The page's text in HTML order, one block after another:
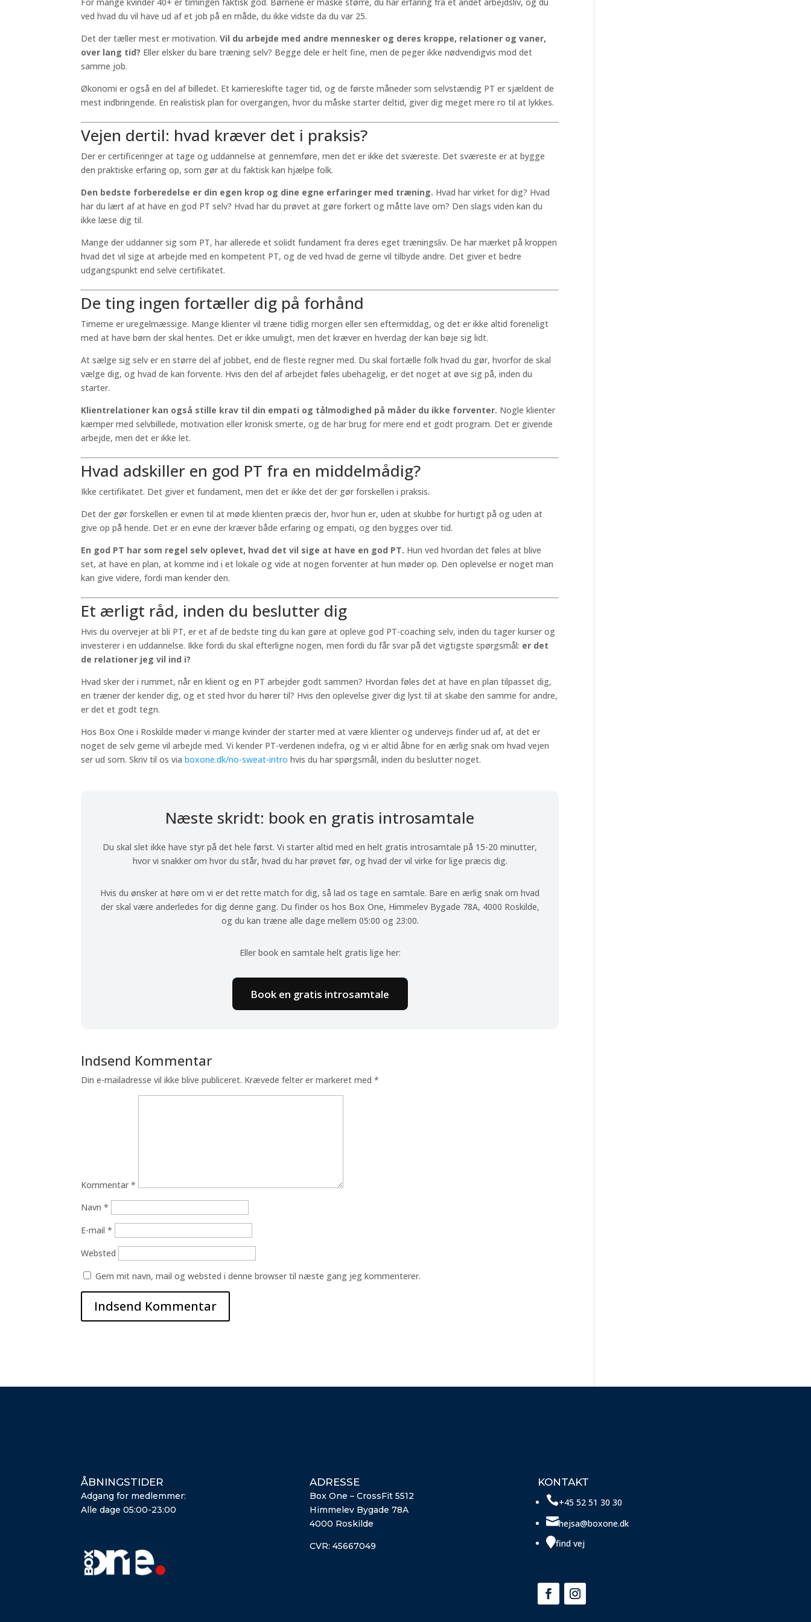
ved hvad du vil have ud af et job på en måde, du ikke vidste da du var 25.
Det der tæller mest er motivation.Vil du arbejde med andre mennesker og deres kroppe, relationer og vaner,
over lang tid? Eller elsker du bare træning selv? Begge dele er helt fine, men de peger ikke nødvendigvis mod det
samme job.
Økonomi er også en del af billedet. Et karriereskifte tager tid, og de første måneder som selvstændig PT er sjældent de
mest indbringende. En realistisk plan for overgangen, hvor du måske starter deltid, giver dig meget mere ro til at lykkes.
Vejen dertil: hvad kræver det i praksis?
Der er certificeringer at tage og uddannelse at gennemføre, men det er ikke det sværeste. Det sværeste er at bygge
den praktiske erfaring op, som gør at du faktisk kan hjælpe folk.
Den bedste forberedelse er din egen krop og dine egne erfaringer med træning. Hvad har virket for dig? Hvad
har du lært af at have en god PT selv? Hvad har du prøvet at gøre forkert og måtte lave om? Den slags viden kan du
ikke læse dig til.
Mange der uddanner sig som PT, har allerede et solidt fundament fra deres eget træningsliv. De har mærket på kroppen
hvad det vil sige at arbejde med en kompetent PT, og de ved hvad de gerne vil tilbyde andre. Det giver et bedre
udgangspunkt end selve certifikatet.
De ting ingen fortæller dig på forhånd
Timerne er uregelmæssige. Mange klienter vil træne tidlig morgen eller sen eftermiddag, og det er ikke altid foreneligt
med at have børn der skal hentes. Det er ikke umuligt, men det kræver en hverdag der kan bøje sig lidt.
At sælge sig selv er en større del af jobbet, end de fleste regner med. Du skal fortælle folk hvad du gør, hvorfor de skal
vælge dig, og hvad de kan forvente. Hvis den del af arbejdet føles ubehagelig, er det noget at øve sig på, inden du
starter.
Klientrelationer kan også stille krav til din empati og tålmodighed på måder du ikke forventer. Nogle klienter
kæmper med selvbillede, motivation eller kronisk smerte, og de har brug for mere end et godt program. Det er givende
arbejde, men det er ikke let.
Hvad adskiller en god PT fra en middelmådig?
Ikke certifikatet. Det giver et fundament, men det er ikke det der gør forskellen i praksis.
Det der gør forskellen er evnen til at møde klienten præcis der, hvor hun er, uden at skubbe for hurtigt på og uden at
give op på hende. Det er en evne der kræver både erfaring og empati, og den bygges over tid.
En god PT har som regel selv oplevet, hvad det vil sige at have en god PT. Hun ved hvordan det føles at blive
set, at have en plan, at komme ind i et lokale og vide at nogen forventer at hun møder op. Den oplevelse er noget man
kan give videre, fordi man kender den.
Et ærligt råd, inden du beslutter dig
Hvis du overvejer at bli PT, er et af de bedste ting du kan gøre at opleve god PT-coaching selv, inden du tager kurser og
investerer i en uddannelse. Ikke fordi du skal efterligne nogen, men fordi du får svar på det vigtigste spørgsmål: er det
de relationer jeg vil ind i?
Hvad sker der i rummet, når en klient og en PT arbejder godt sammen? Hvordan føles det at have en plan tilpasset dig,
en træner der kender dig, og et sted hvor du hører til? Hvis den oplevelse giver dig lyst til at skabe den samme for andre,
er det et godt tegn.
Hos Box One i Roskilde møder vi mange kvinder der starter med at være klienter og undervejs finder ud af, at det er
noget de selv gerne vil arbejde med. Vi kender PT-verdenen indefra, og vi er altid åbne for en ærlig snak om hvad vejen
ser ud som. Skriv til os viaboxone.dk/no-sweat-intro hvis du har spørgsmål, inden du beslutter noget.
Næste skridt: book en gratis introsamtale
Du skal slet ikke have styr på det hele først. Vi starter altid med en helt gratis introsamtale på 15-20 minutter,
hvor vi snakker om hvor du står, hvad du har prøvet før, og hvad der vil virke for lige præcis dig.
Hvis du ønsker at høre om vi er det rette match for dig, så lad os tage en samtale. Bare en ærlig snak om hvad
der skal være anderledes for dig denne gang. Du finder os hos Box One, Himmelev Bygade 78A, 4000 Roskilde,
og du kan træne alle dage mellem 05:00 og 23:00.
Eller book en samtale helt gratis lige her:
Book en gratis introsamtale
Indsend Kommentar
Din e-mailadresse vil ikke blive publiceret. Krævede felter er markeret med*
Kommentar*
Navn*
E-mail*
Websted
Gem mit navn, mail og websted i denne browser til næste gang jeg kommenterer.
ÅBNINGSTIDER
Adgang for medlemmer:
Alle dage 05:00-23:00
ADRESSE
Box One – CrossFit 5512
Himmelev Bygade 78A
4000 Roskilde
CVR: 45667049
KONTAKT
+45 52 51 30 30
hejsa@boxone.dk
find vej